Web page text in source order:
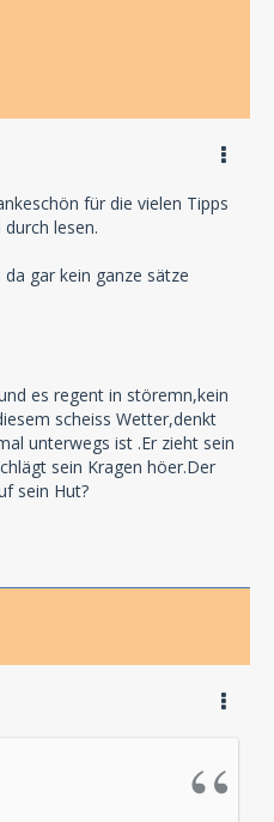
für die vielen Tipps
lesen.
gar kein ganze sätze
es regent in störemn,kein
scheiss Wetter,denkt
unterwegs ist .Er zieht sein
sein Kragen höer.Der
sein Hut?